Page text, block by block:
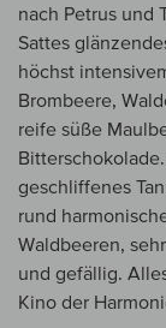
nach Petrus und
Sattes
höchst
Brombeere,
reife süße
geschliffenes
rund
Waldbeeren,
und gefällig.
Kino der